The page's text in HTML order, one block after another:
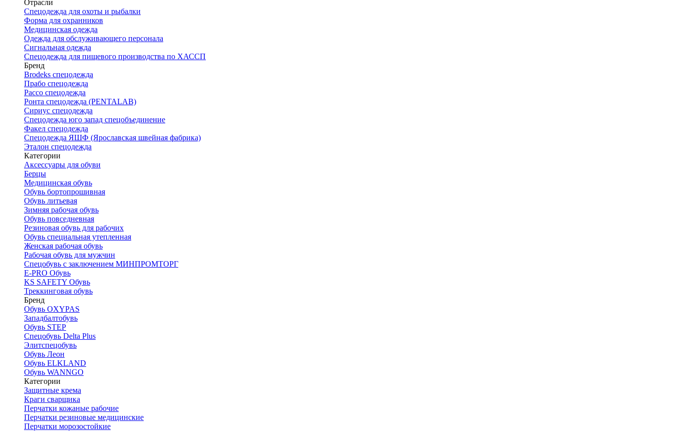
Отрасли
Спецодежда для охоты и рыбалки
Форма для охранников
Медицинская одежда
Одежда для обслуживающего персонала
Сигнальная одежда
Спецодежда для пищевого производства по ХАССП
Бренд
Brodeks спецодежда
Прабо спецодежда
Рассо спецодежда
Ронта спецодежда (PENTALAB)
Сириус спецодежда
Спецодежда юго запад спецобъединение
Факел спецодежда
Спецодежда ЯШФ (Ярославская швейная фабрика)
Эталон спецодежда
Категории
Аксессуары для обуви
Берцы
Медицинская обувь
Обувь бортопрошивная
Обувь литьевая
Зимняя рабочая обувь
Обувь повседневная
Резиновая обувь для рабочих
Обувь специальная утепленная
Женская рабочая обувь
Рабочая обувь для мужчин
Спецобувь с заключением МИНПРОМТОРГ
E-PRO Обувь
KS SAFETY Обувь
Треккинговая обувь
Бренд
Обувь OXYPAS
Западбалтобувь
Обувь STEP
Спецобувь Delta Plus
Элитспецобувь
Обувь Леон
Обувь ELKLAND
Обувь WANNGO
Категории
Защитные крема
Краги сварщика
Перчатки кожаные рабочие
Перчатки резиновые медицинские
Перчатки морозостойкие